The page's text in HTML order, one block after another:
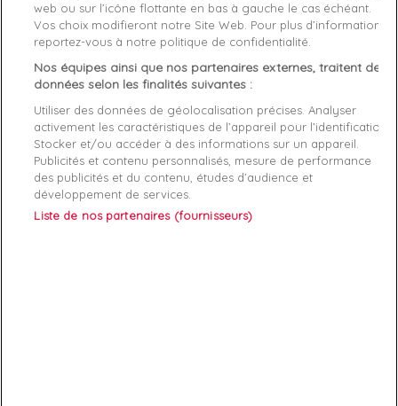
Livraison gratuite *
Retours sous 100 jours
Produit certifié authentique
Caractéristiques produit
Description Détails du produit Fabriquant
Guess patch,Short homme
web ou sur l’icône flottante en bas à gauche le cas échéant.
Vos choix modifieront notre Site Web. Pour plus d’informations,
reportez-vous à notre politique de confidentialité.
Nos équipes ainsi que nos partenaires externes, traitent des
données selon les finalités suivantes :
Utiliser des données de géolocalisation précises. Analyser
activement les caractéristiques de l’appareil pour l’identification.
Stocker et/ou accéder à des informations sur un appareil.
Publicités et contenu personnalisés, mesure de performance
des publicités et du contenu, études d’audience et
développement de services.
Liste de nos partenaires (fournisseurs)